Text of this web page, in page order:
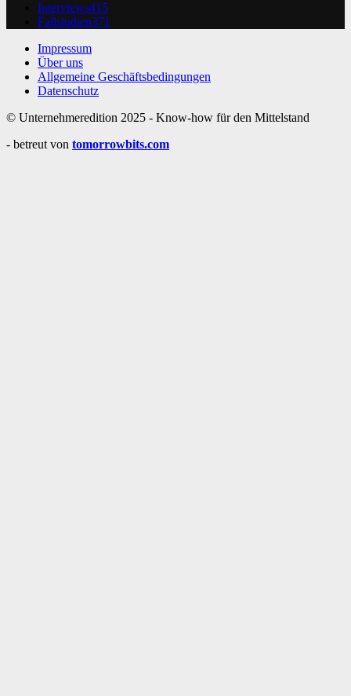
Interviews415
Fallstudien371
Impressum
Über uns
Allgemeine Geschäftsbedingungen
Datenschutz
© Unternehmeredition 2025 - Know-how für den Mittelstand
- betreut von tomorrowbits.com